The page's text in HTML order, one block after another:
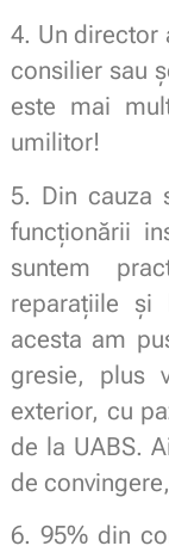
4. Un director
consilier sau
este mai
umilitor!
5. Din cauza
funcționării
suntem
reparațiile și
acesta am
gresie, plus
exterior, cu
de la UABS.
de
6. 95% din